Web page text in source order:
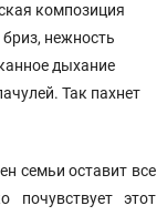
композиция
нежность
дыхание
Так пахнет
семьи оставит все
почувствует этот